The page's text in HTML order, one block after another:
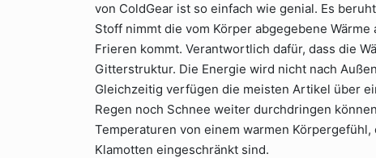
von ColdGear ist so einfach wie genial. Es
Stoff nimmt die vom Körper abgegebene
Frieren kommt. Verantwortlich dafür, dass die
Gitterstruktur. Die Energie wird nicht nach
Gleichzeitig verfügen die meisten Artikel über
Regen noch Schnee weiter durchdringen
Temperaturen von einem warmen
Klamotten eingeschränkt sind.